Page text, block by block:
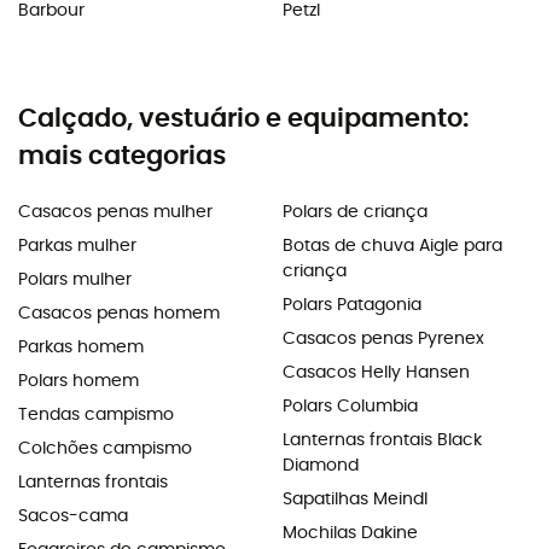
Barbour
Petzl
Calçado, vestuário e equipamento:
mais categorias
Casacos penas mulher
Parkas mulher
Polars mulher
Casacos penas homem
Parkas homem
Polars homem
Tendas campismo
Colchões campismo
Lanternas frontais
Sacos-cama
Polars de criança
Botas de chuva Aigle para
criança
Polars Patagonia
Casacos penas Pyrenex
Casacos Helly Hansen
Polars Columbia
Lanternas frontais Black
Diamond
Sapatilhas Meindl
Mochilas Dakine